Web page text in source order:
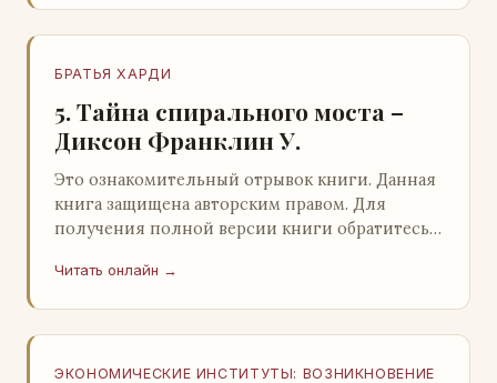
БРАТЬЯ ХАРДИ
5. Тайна спирального моста –
Диксон Франклин У.
Это ознакомительный отрывок книги. Данная
книга защищена авторским правом. Для
получения полной версии книги обратитесь к
легального ко…
Читать онлайн →
ЭКОНОМИЧЕСКИЕ ИНСТИТУТЫ: ВОЗНИКНОВЕНИЕ